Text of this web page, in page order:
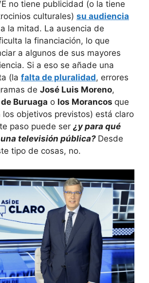
no tiene publicidad (o la tiene
culturales) su audiencia
la mitad. La ausencia de
la financiación, lo que
a algunos de sus mayores
Si a eso se añade una
(la falta de pluralidad, errores
de José Luis Moreno,
Buruaga o los Morancos que
los objetivos previstos) está claro
paso puede ser ¿y para qué
televisión pública? Desde
tipo de cosas, no.